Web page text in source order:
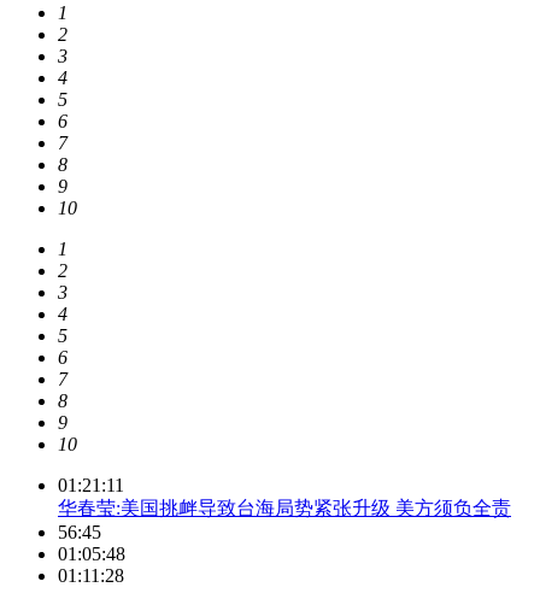
1
2
3
4
5
6
7
8
9
10
1
2
3
4
5
6
7
8
9
10
01:21:11
华春莹:美国挑衅导致台海局势紧张升级 美方须负全责
56:45
01:05:48
01:11:28